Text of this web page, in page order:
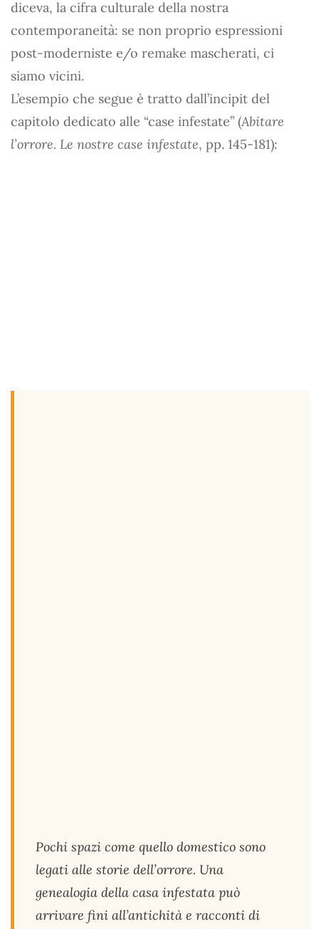
diceva, la cifra culturale della nostra
contemporaneità: se non proprio espressioni
post-moderniste e/o remake mascherati, ci
siamo vicini.
L’esempio che segue è tratto dall’incipit del
capitolo dedicato alle “case infestate” (Abitare
l’orrore. Le nostre case infestate, pp. 145-181):
Pochi spazi come quello domestico sono
legati alle storie dell’orrore. Una
genealogia della casa infestata può
arrivare fini all’antichità e racconti di